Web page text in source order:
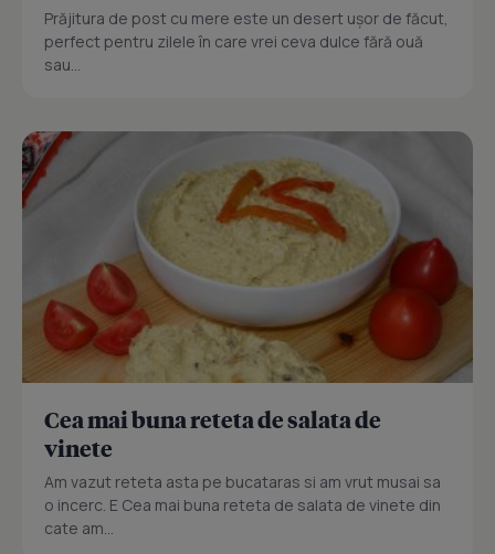
Prăjitura de post cu mere este un desert ușor de făcut,
perfect pentru zilele în care vrei ceva dulce fără ouă
sau...
Cea mai buna reteta de salata de
vinete
Am vazut reteta asta pe bucataras si am vrut musai sa
o incerc. E Cea mai buna reteta de salata de vinete din
cate am...